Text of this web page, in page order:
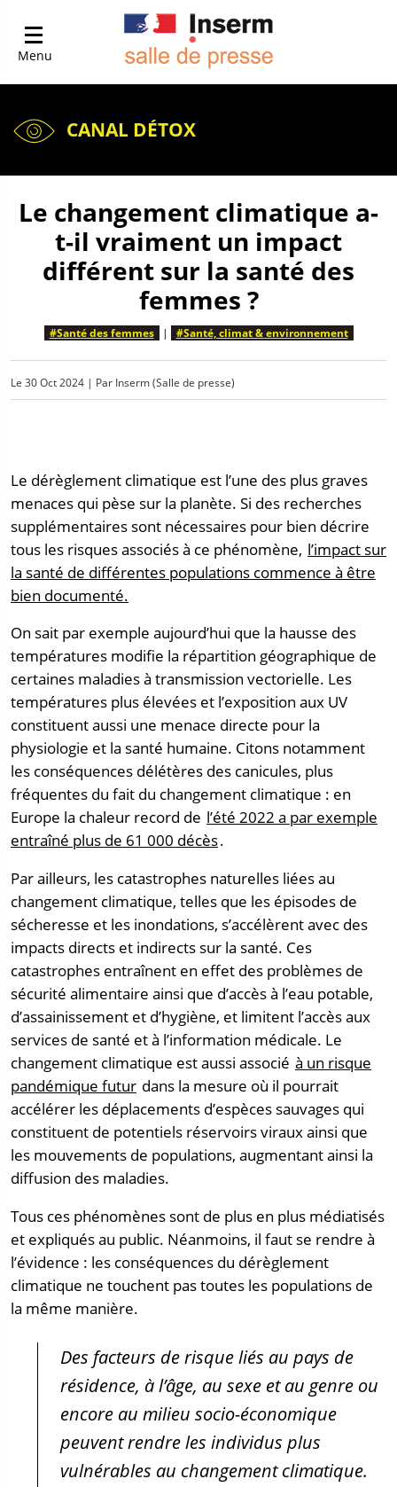
Menu
CANAL DÉTOX
Le changement climatique a-
t-il vraiment un impact
différent sur la santé des
femmes ?
#Santé des femmes | #Santé, climat & environnement
Le 30 Oct 2024 | Par Inserm (Salle de presse)
Le dérèglement climatique est l’une des plus graves
menaces qui pèse sur la planète. Si des recherches
supplémentaires sont nécessaires pour bien décrire
tous les risques associés à ce phénomène, l’impact sur
la santé de différentes populations commence à être
bien documenté.
On sait par exemple aujourd’hui que la hausse des
températures modifie la répartition géographique de
certaines maladies à transmission vectorielle. Les
températures plus élevées et l’exposition aux UV
constituent aussi une menace directe pour la
physiologie et la santé humaine. Citons notamment
les conséquences délétères des canicules, plus
fréquentes du fait du changement climatique : en
Europe la chaleur record de l’été 2022 a par exemple
entraîné plus de 61 000 décès.
Par ailleurs, les catastrophes naturelles liées au
changement climatique, telles que les épisodes de
sécheresse et les inondations, s’accélèrent avec des
impacts directs et indirects sur la santé. Ces
catastrophes entraînent en effet des problèmes de
sécurité alimentaire ainsi que d’accès à l’eau potable,
d’assainissement et d’hygiène, et limitent l’accès aux
services de santé et à l’information médicale. Le
changement climatique est aussi associé à un risque
pandémique futur dans la mesure où il pourrait
accélérer les déplacements d’espèces sauvages qui
constituent de potentiels réservoirs viraux ainsi que
les mouvements de populations, augmentant ainsi la
diffusion des maladies.
Tous ces phénomènes sont de plus en plus médiatisés
et expliqués au public. Néanmoins, il faut se rendre à
l’évidence : les conséquences du dérèglement
climatique ne touchent pas toutes les populations de
la même manière.
Des facteurs de risque liés au pays de
résidence, à l’âge, au sexe et au genre ou
encore au milieu socio-économique
peuvent rendre les individus plus
vulnérables au changement climatique.